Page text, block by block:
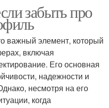
забыть про
важный элемент, который
включая
Его основная
надежности и
несмотря на его
когда